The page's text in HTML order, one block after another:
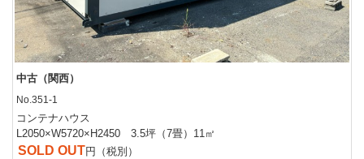
中古（関西）
No.351-1
コンテナハウス
L2050×W5720×H2450 3.5坪（7畳）11㎡
SOLD OUT円（税別）